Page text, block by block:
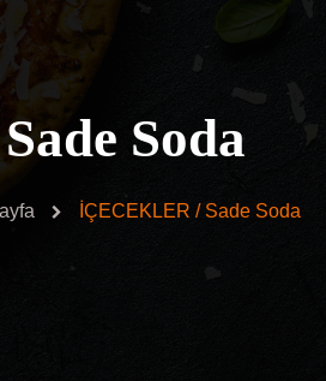
Sade Soda
İÇECEKLER / Sade Soda